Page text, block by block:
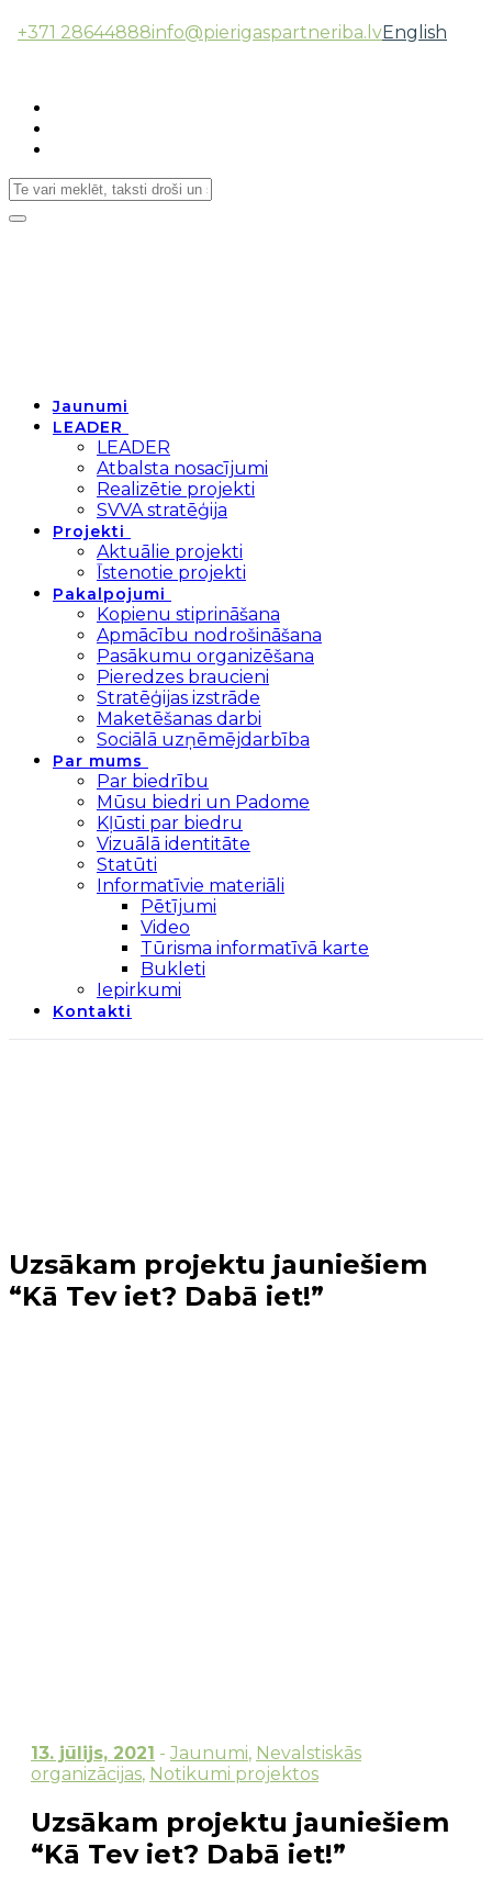
+371 28644888info@pierigaspartneriba.lvEnglish
Toggle
Jaunumi
LEADER
LEADER
Atbalsta nosacījumi
Realizētie projekti
SVVA stratēģija
Projekti
Aktuālie projekti
Īstenotie projekti
Pakalpojumi
Kopienu stiprināšana
Apmācību nodrošināšana
Pasākumu organizēšana
Pieredzes braucieni
Stratēģijas izstrāde
Maketēšanas darbi
Sociālā uzņēmējdarbība
Par mums
Par biedrību
Mūsu biedri un Padome
Kļūsti par biedru
Vizuālā identitāte
Statūti
Informatīvie materiāli
Pētījumi
Video
Tūrisma informatīvā karte
Bukleti
Iepirkumi
Kontakti
Uzsākam projektu jauniešiem
“Kā Tev iet? Dabā iet!”
13. jūlijs, 2021 - Jaunumi, Nevalstiskās
organizācijas, Notikumi projektos
Uzsākam projektu jauniešiem
“Kā Tev iet? Dabā iet!”